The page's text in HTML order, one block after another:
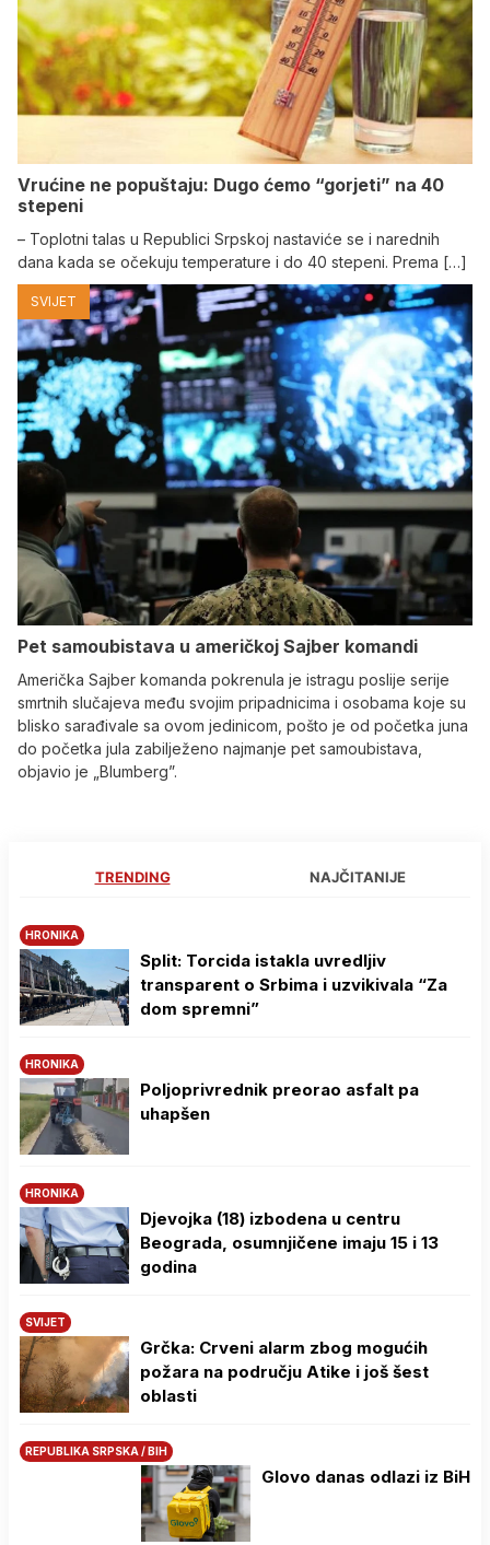
Vrućine ne popuštaju: Dugo ćemo “gorjeti” na 40
stepeni
– Toplotni talas u Republici Srpskoj nastaviće se i narednih
dana kada se očekuju temperature i do 40 stepeni. Prema […]
SVIJET
Pet samoubistava u američkoj Sajber komandi
Američka Sajber komanda pokrenula je istragu poslije serije
smrtnih slučajeva među svojim pripadnicima i osobama koje su
blisko sarađivale sa ovom jedinicom, pošto je od početka juna
do početka jula zabilježeno najmanje pet samoubistava,
objavio je „Blumberg”.
TRENDING NAJČITANIJE
HRONIKA
Split: Torcida istakla uvredljiv
transparent o Srbima i uzvikivala “Za
dom spremni”
HRONIKA
Poljoprivrednik preorao asfalt pa
uhapšen
HRONIKA
Djevojka (18) izbodena u centru
Beograda, osumnjičene imaju 15 i 13
godina
SVIJET
Grčka: Crveni alarm zbog mogućih
požara na području Atike i još šest
oblasti
REPUBLIKA SRPSKA / BIH
Glovo danas odlazi iz BiH